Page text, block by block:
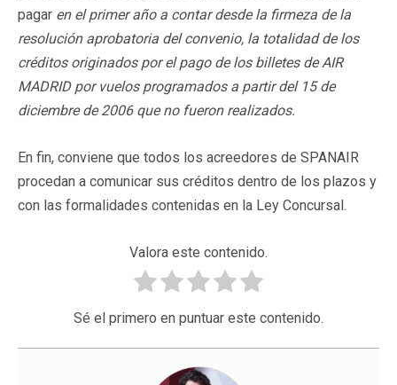
pagar en el primer año a contar desde la firmeza de la
resolución aprobatoria del convenio, la totalidad de los
créditos originados por el pago de los billetes de AIR
MADRID por vuelos programados a partir del 15 de
diciembre de 2006 que no fueron realizados.
En fin, conviene que todos los acreedores de SPANAIR
procedan a comunicar sus créditos dentro de los plazos y
con las formalidades contenidas en la Ley Concursal.
Valora este contenido.
Sé el primero en puntuar este contenido.